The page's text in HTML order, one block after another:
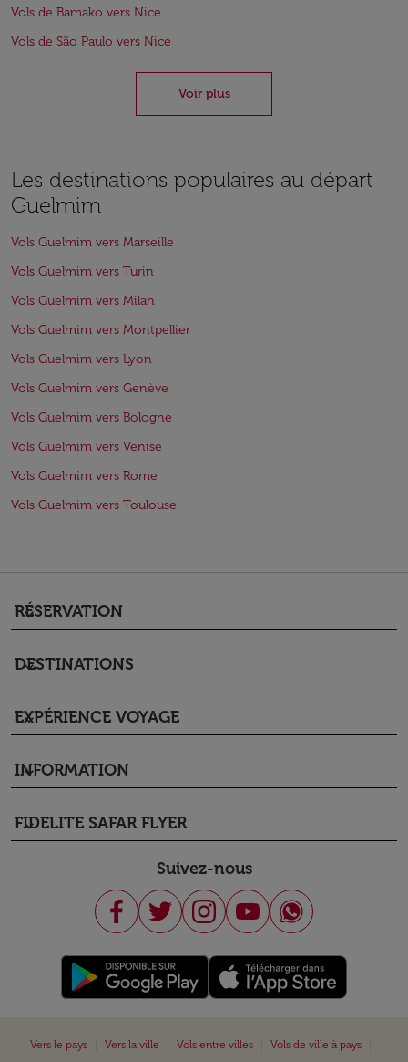
Vols de Bamako vers Nice
Vols de São Paulo vers Nice
Voir plus
Les destinations populaires au départ
Guelmim
Vols Guelmim vers Marseille
Vols Guelmim vers Turin
Vols Guelmim vers Milan
Vols Guelmim vers Montpellier
Vols Guelmim vers Lyon
Vols Guelmim vers Genève
Vols Guelmim vers Bologne
Vols Guelmim vers Venise
Vols Guelmim vers Rome
Vols Guelmim vers Toulouse
RÉSERVATION
keyboard_arrow_down
DESTINATIONS
keyboard_arrow_down
EXPÉRIENCE VOYAGE
keyboard_arrow_down
INFORMATION
keyboard_arrow_down
FIDELITE SAFAR FLYER
keyboard_arrow_down
Suivez-nous
Vers le pays Vers la ville Vols entre villes Vols de ville à pays